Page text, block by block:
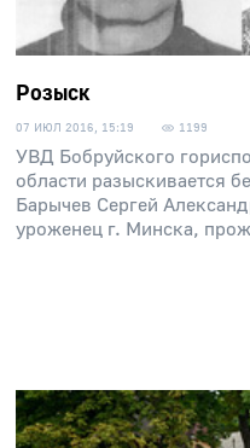
Розыск
07 ИЮЛ 2016, 15:19 1199
УВД Бобруйского
области разыскивается
Барычев Сергей
уроженец г. Минска,